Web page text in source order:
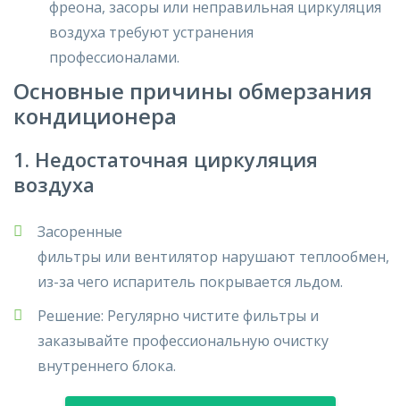
фреона, засоры или неправильная циркуляция
воздуха требуют устранения
профессионалами.
Основные причины обмерзания
кондиционера
1. Недостаточная циркуляция
воздуха
Засоренные
фильтры или вентилятор нарушают теплообмен,
из-за чего испаритель покрывается льдом.
Решение: Регулярно чистите фильтры и
заказывайте профессиональную очистку
внутреннего блока.